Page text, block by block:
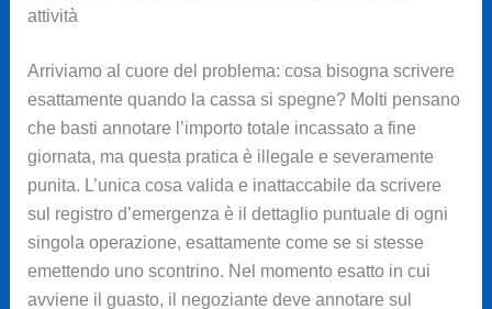
attività
Arriviamo al cuore del problema: cosa bisogna scrivere
esattamente quando la cassa si spegne? Molti pensano
che basti annotare l’importo totale incassato a fine
giornata, ma questa pratica è illegale e severamente
punita. L’unica cosa valida e inattaccabile da scrivere
sul registro d’emergenza è il dettaglio puntuale di ogni
singola operazione, esattamente come se si stesse
emettendo uno scontrino. Nel momento esatto in cui
avviene il guasto, il negoziante deve annotare sul